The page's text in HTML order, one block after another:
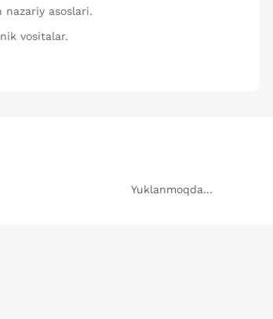
asoslari.
vositalar.
Yuklanmoqda...